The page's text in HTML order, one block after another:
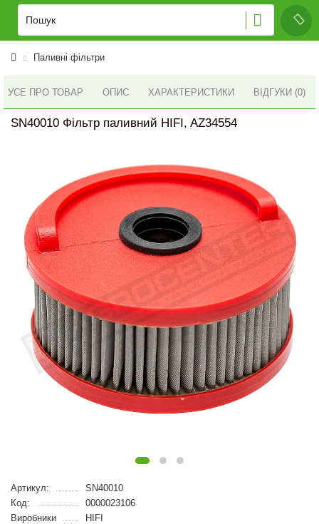
Паливні фільтри
УСЕ ПРО ТОВАР ОПИС ХАРАКТЕРИСТИКИ ВІДГУКИ (0)
SN40010 Фільтр паливний HIFI, AZ34554
Артикул:
SN40010
Код:
0000023106
Виробники
HIFI